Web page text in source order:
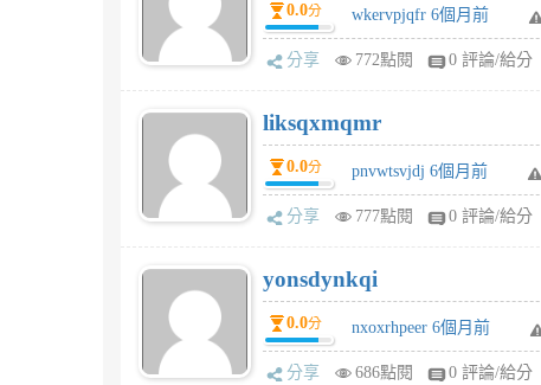
0.0分 wkervpjqfr 6個月前
分享 772點閱 0 評論/給分
liksqxmqmr
0.0分 pnvwtsvjdj 6個月前
分享 777點閱 0 評論/給分
yonsdynkqi
0.0分 nxoxrhpeer 6個月前
分享 686點閱 0 評論/給分